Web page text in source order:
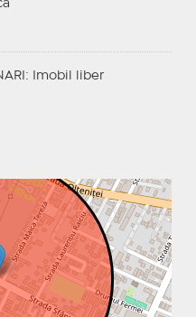
: Imobil liber